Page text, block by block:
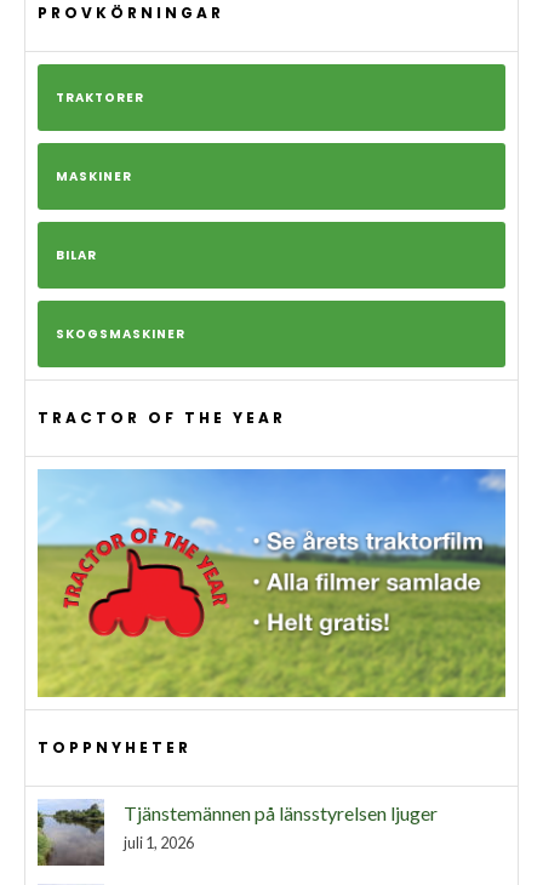
PROVKÖRNINGAR
TRAKTORER
MASKINER
BILAR
SKOGSMASKINER
TRACTOR OF THE YEAR
TOPPNYHETER
Tjänstemännen på länsstyrelsen ljuger
juli 1, 2026